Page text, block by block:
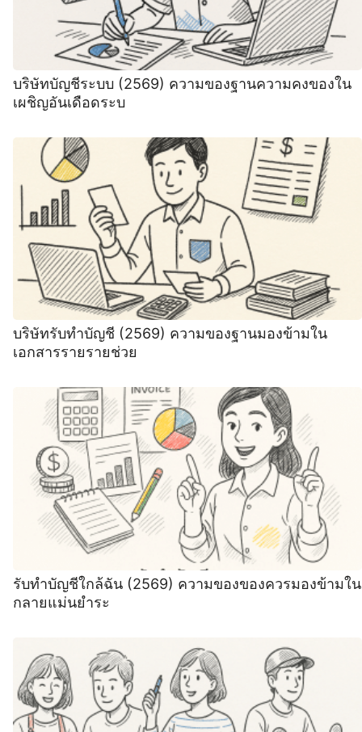
บริษัทบัญชีระบบ (2569) ความของฐานความคงของใน
เผชิญอันเดือดระบ
บริษัทรับทําบัญชี (2569) ความของฐานมองข้ามใน
เอกสารรายรายช่วย
รับทําบัญชีใกล้ฉัน (2569) ความของของควรมองข้ามใน
กลายแม่นยำระ